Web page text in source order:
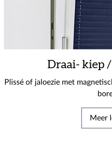
Draai- kiep
Plissé of jaloezie met
Meer